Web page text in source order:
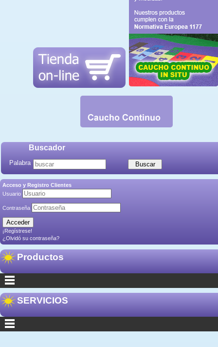
Buscador
Palabra
Acceso y Registro Clientes
Usuario
Contraseña
¡Regístrese!
¿Olvidó su contraseña?
Productos
SERVICIOS